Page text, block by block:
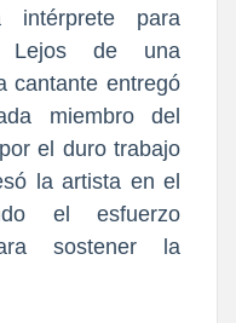
intérprete para
Lejos de una
cantante entregó
miembro del
el duro trabajo
la artista en el
el esfuerzo
sostener la